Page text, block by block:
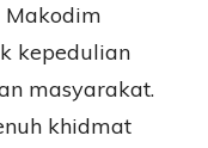
Makodim
kepedulian
masyarakat.
khidmat